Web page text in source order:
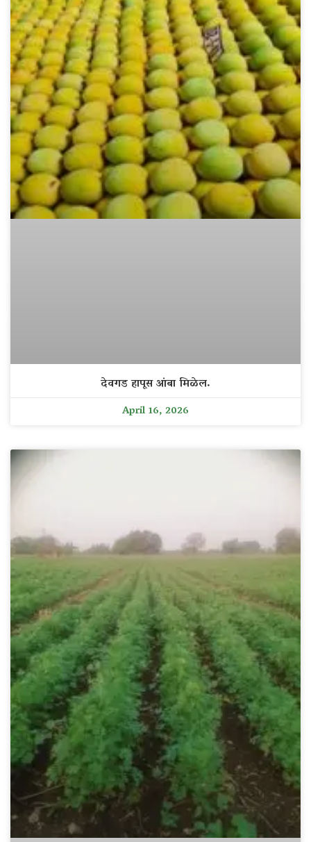
देवगड हापूस आंबा मिळेल.
April 16, 2026